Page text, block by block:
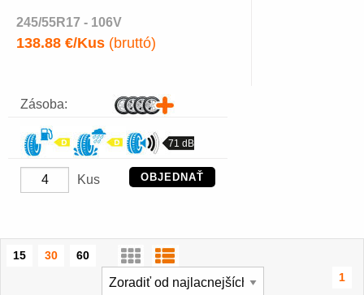
245/55R17 - 106V
138.88 €/Kus (bruttó)
Zásoba:
71 dB
Kus OBJEDNAŤ
15 30
60
1